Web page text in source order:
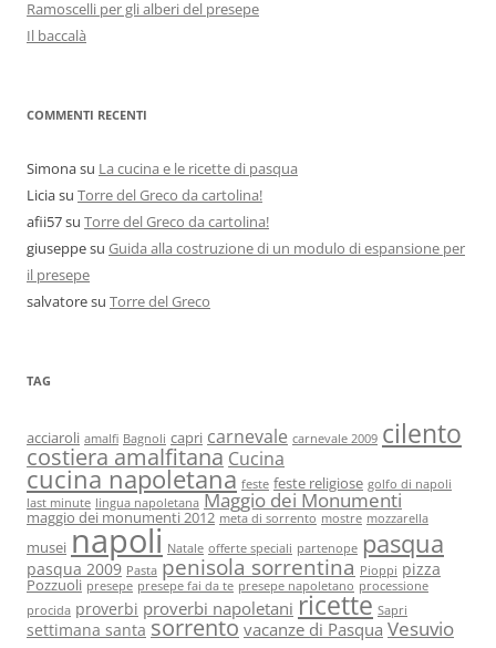
Ramoscelli per gli alberi del presepe
Il baccalà
COMMENTI RECENTI
Simonasu La cucina e le ricette di pasqua
Liciasu Torre del Greco da cartolina!
afii57su Torre del Greco da cartolina!
giuseppesu Guida alla costruzione di un modulo di espansione per
il presepe
salvatoresu Torre del Greco
TAG
acciaroli amalfi Bagnoli capri carnevale carnevale 2009 cilento
costiera amalfitana Cucina
cucina napoletana feste feste religiose golfo di napoli
last minute lingua napoletana Maggio dei Monumenti
maggio dei monumenti 2012 meta di sorrento mostre mozzarella
musei napoli Natale offerte speciali partenope pasqua
pasqua 2009 Pasta penisola sorrentina Pioppi pizza
Pozzuoli presepe presepe fai da te presepe napoletano processione
procida proverbi proverbi napoletani ricette Sapri
settimana santa sorrento vacanze di Pasqua Vesuvio